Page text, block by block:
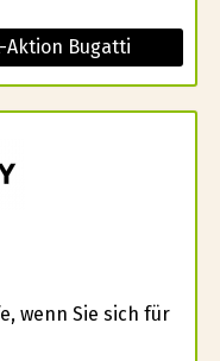
Aktion Bugatti
wenn Sie sich für